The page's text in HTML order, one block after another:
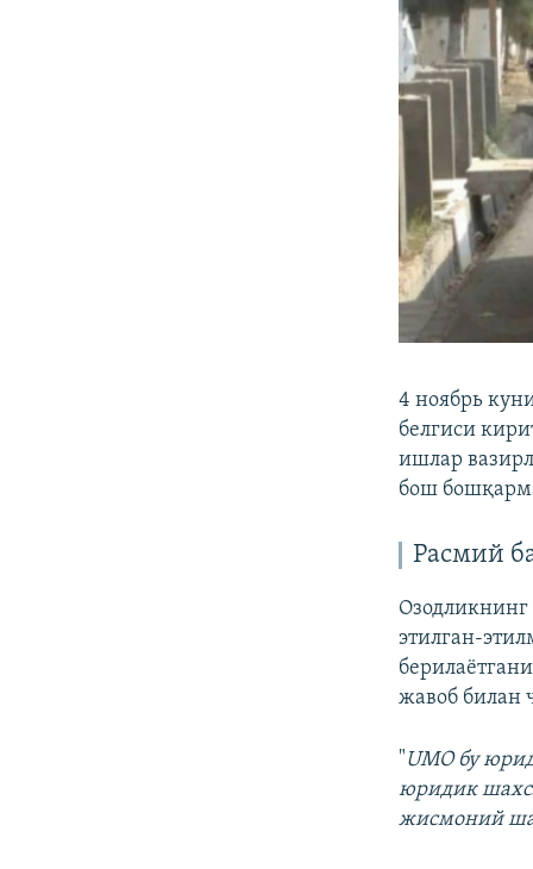
4 ноябрь
белгиси
ишлар
бош
Расмий
Озодликнинг
этилган-
жавоб билан
"UMO бу
юридик
жисмоний